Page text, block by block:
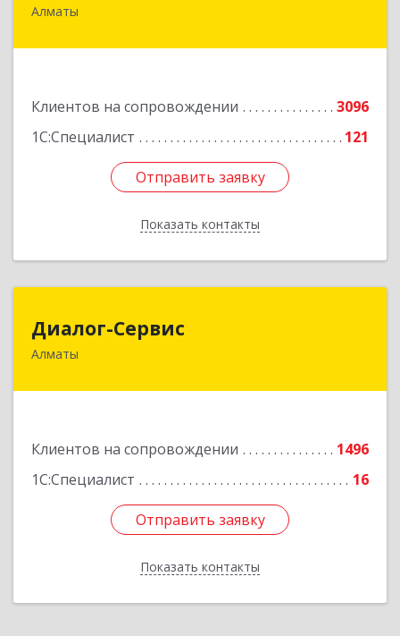
Алматы
Клиентов на сопровождении
3096
1С:Специалист
121
Отправить заявку
Показать контакты
050046, Казахстан, Алматы,ул. Сатпаева, д. 90/1,
Отправить заявку
Назад
Диалог-Сервис
Алматы
Клиентов на сопровождении
1496
1С:Специалист
16
Отправить заявку
Показать контакты
050057, Республика Казахстан, г. Алматы, ул.
Отправить заявку
Назад